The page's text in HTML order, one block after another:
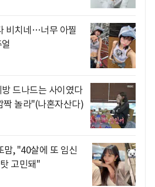
비치네…너무 아찔
드나드는 사이였다
짝 놀라"(나혼자산다)
맘, "40살에 또 임신
고민돼"